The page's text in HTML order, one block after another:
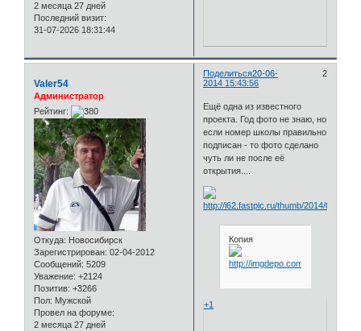
2 месяца 27 дней
Последний визит:
31-07-2026 18:31:44
Поделиться 2
20-06-
2014 15:43:56
Valer54
Администратор
Рейтинг:
Откуда: Новосибирск
Зарегистрирован: 02-04-2012
Сообщений: 5209
Уважение: +2124
Позитив: +3266
Пол: Мужской
Провел на форуме:
2 месяца 27 дней
Ещё одна из известного
проекта. Год фото не знаю, но
если номер школы правильно
подписан - то фото сделано
чуть ли не после её
открытия....
Копия
+1